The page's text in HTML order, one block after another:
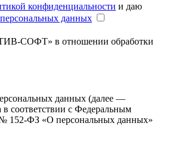
конфиденциальности и даю
персональных данных
СОФТ» в отношении обработки
данных (далее —
в соответствии с Федеральным
№ 152-ФЗ «О персональных данных»